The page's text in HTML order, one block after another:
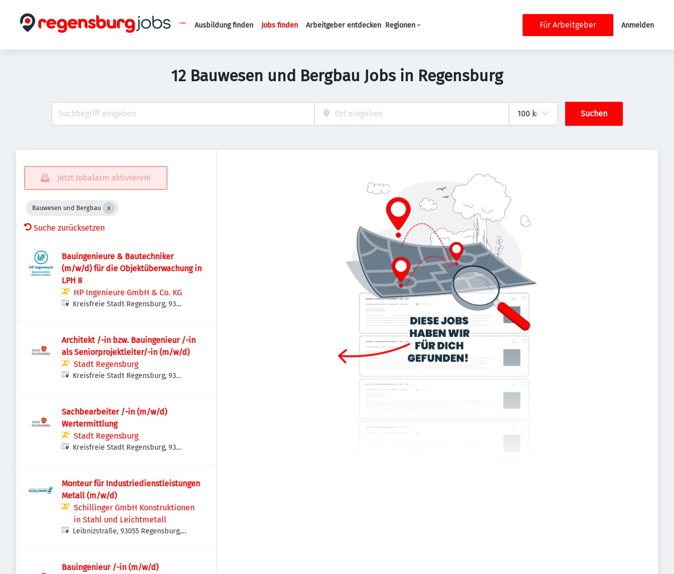
Haupt-Navigation
Ausbildung finden Jobs finden Arbeitgeber entdecken Regionen Für Arbeitgeber Anmelden
12 Bauwesen und Bergbau Jobs in Regensburg
Suchen
Jetzt Jobalarm aktivieren!
Bauwesen und Bergbau
Suche zurücksetzen
Bauingenieure & Bautechniker
(m/w/d) für die Objektüberwachung in
LPH 8
HP Ingenieure GmbH & Co. KG
Kreisfreie Stadt Regensburg, 93
Architekt /-in bzw. Bauingenieur /-in
als Seniorprojektleiter/-in (m/w/d)
Stadt Regensburg
Kreisfreie Stadt Regensburg, 93
Sachbearbeiter /-in (m/w/d)
Wertermittlung
Stadt Regensburg
Kreisfreie Stadt Regensburg, 93
Monteur für Industriedienstleistungen
Metall (m/w/d)
Schillinger GmbH Konstruktionen
in Stahl und Leichtmetall
Leibnizstraße, 93055 Regensburg,
Bauingenieur /-in (m/w/d)